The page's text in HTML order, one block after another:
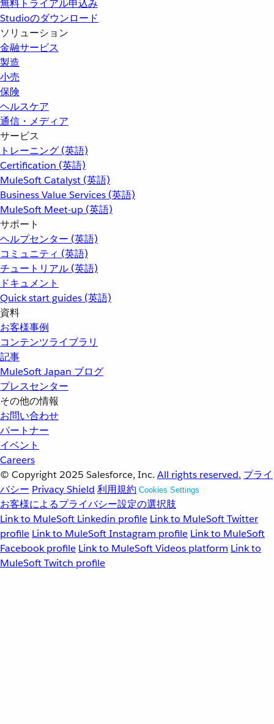
無料トライアル申込み
Studioのダウンロード
ソリューション
金融サービス
製造
小売
保険
ヘルスケア
通信・メディア
サービス
トレーニング (英語)
Certification (英語)
MuleSoft Catalyst (英語)
Business Value Services (英語)
MuleSoft Meet-up (英語)
サポート
ヘルプセンター (英語)
コミュニティ (英語)
チュートリアル (英語)
ドキュメント
Quick start guides (英語)
資料
お客様事例
コンテンツライブラリ
記事
MuleSoft Japan ブログ
プレスセンター
その他の情報
お問い合わせ
パートナー
イベント
Careers
© Copyright 2025 Salesforce, Inc. All rights reserved. プライ
バシー Privacy Shield 利用規約 Cookies Settings
お客様によるプライバシー設定の選択肢
Link to MuleSoft Linkedin profile Link to MuleSoft Twitter
profile Link to MuleSoft Instagram profile Link to MuleSoft
Facebook profile Link to MuleSoft Videos platform Link to
MuleSoft Twitch profile